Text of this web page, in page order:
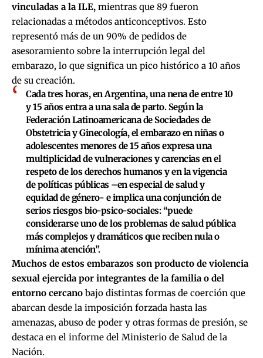
vinculadas a la ILE, mientras que 89 fueron
relacionadas a métodos anticonceptivos. Esto
representó más de un 90% de pedidos de
asesoramiento sobre la interrupción legal del
embarazo, lo que significa un pico histórico a 10 años
de su creación.
Cada tres horas, en Argentina, una nena de entre 10
y 15 años entra a una sala de parto. Según la
Federación Latinoamericana de Sociedades de
Obstetricia y Ginecología, el embarazo en niñas o
adolescentes menores de 15 años expresa una
multiplicidad de vulneraciones y carencias en el
respeto de los derechos humanos y en la vigencia
de políticas públicas –en especial de salud y
equidad de género- e implica una conjunción de
serios riesgos bio-psico-sociales: “puede
considerarse uno de los problemas de salud pública
más complejos y dramáticos que reciben nula o
mínima atención”.
Muchos de estos embarazos son producto de violencia
sexual ejercida por integrantes de la familia o del
entorno cercano bajo distintas formas de coerción que
abarcan desde la imposición forzada hasta las
amenazas, abuso de poder y otras formas de presión, se
destaca en el informe del Ministerio de Salud de la
Nación.